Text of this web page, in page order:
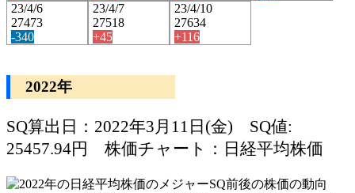
23/4/6
27473
-340
23/4/7
27518
+45
23/4/10
27634
+116
2022年
SQ算出日：2022年3月11日(金) SQ値:
25457.94円 株価チャート：日経平均株価